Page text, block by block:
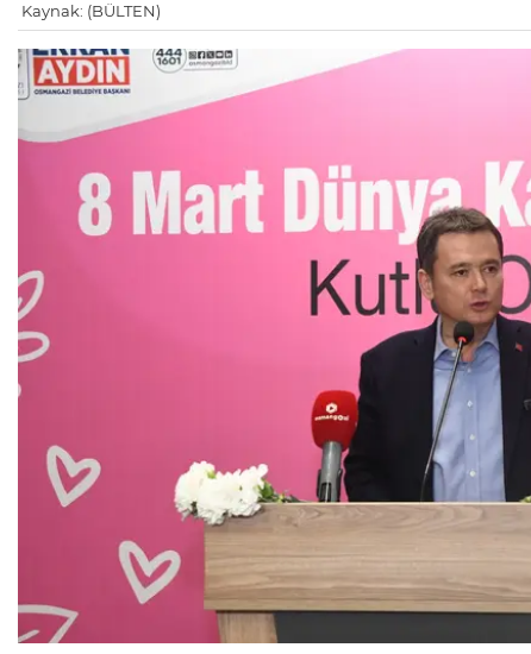
Kaynak: (BÜLTEN)